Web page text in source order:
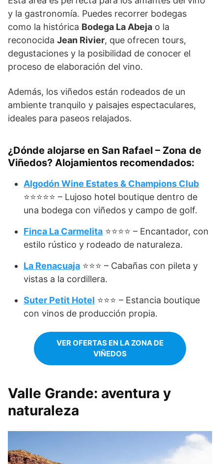
y la gastronomía. Puedes recorrer bodegas
como la histórica Bodega La Abeja o la
reconocida Jean Rivier, que ofrecen tours,
degustaciones y la posibilidad de conocer el
proceso de elaboración del vino.
Además, los viñedos están rodeados de un
ambiente tranquilo y paisajes espectaculares,
ideales para paseos relajados.
¿Dónde alojarse en San Rafael – Zona de
Viñedos? Alojamientos recomendados:
Algodón Wine Estates & Champions Club
⭐⭐⭐⭐⭐ – Lujoso hotel boutique dentro de
una bodega con viñedos y campo de golf.
Finca La Carmelita ⭐⭐⭐⭐ – Encantador, con
estilo rústico y rodeado de naturaleza.
La Renacuaja ⭐⭐⭐ – Cabañas con pileta y
vistas a la cordillera.
Suter Petit Hotel ⭐⭐⭐ – Estancia boutique
con vinos de producción propia.
VER OFERTAS EN LA ZONA DE
VIÑEDOS
Valle Grande: aventura y
naturaleza